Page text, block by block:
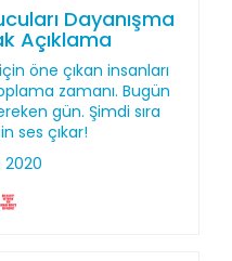
Dayanışma
Açıklama
öne çıkan insanları
zamanı. Bugün
gün. Şimdi sıra
ses çıkar!
2020